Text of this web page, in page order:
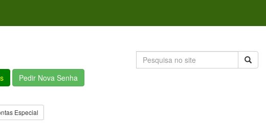
Pedir Nova Senha
Especial